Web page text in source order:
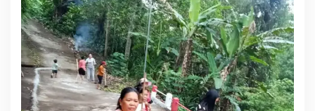
a
l
a
i
t
T
i